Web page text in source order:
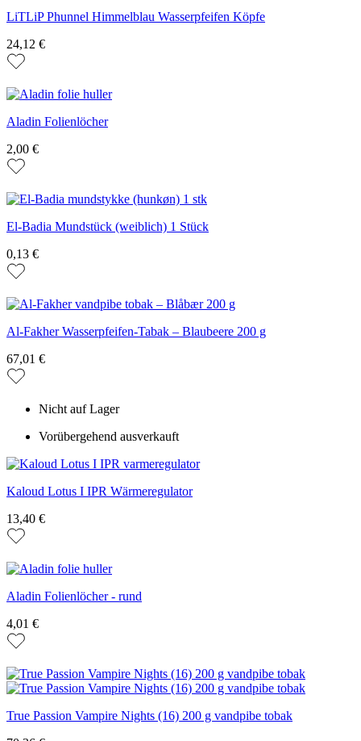
LiTLiP Phunnel Himmelblau Wasserpfeifen Köpfe
24,12 €
Aladin Folienlöcher
2,00 €
El-Badia Mundstück (weiblich) 1 Stück
0,13 €
Al-Fakher Wasserpfeifen-Tabak – Blaubeere 200 g
67,01 €
Nicht auf Lager
Vorübergehend ausverkauft
Kaloud Lotus I IPR Wärmeregulator
13,40 €
Aladin Folienlöcher - rund
4,01 €
True Passion Vampire Nights (16) 200 g vandpibe tobak